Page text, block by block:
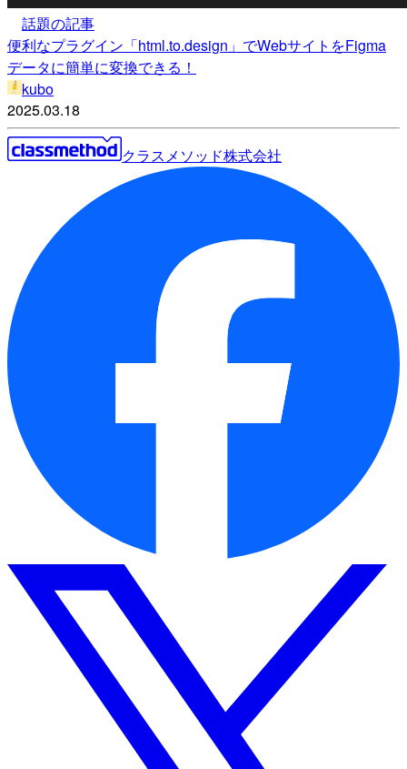
話題の記事
便利なプラグイン「html.to.design」でWebサイトをFigma
データに簡単に変換できる！
kubo
2025.03.18
クラスメソッド株式会社